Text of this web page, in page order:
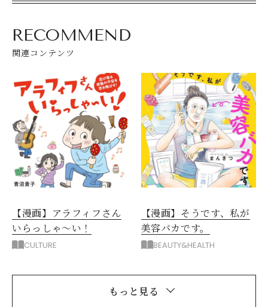
RECOMMEND
関連コンテンツ
【漫画】アラフィフさん
いらっしゃ～い！
CULTURE
【漫画】そうです、私が
美容バカです。
BEAUTY&HEALTH
もっと見る